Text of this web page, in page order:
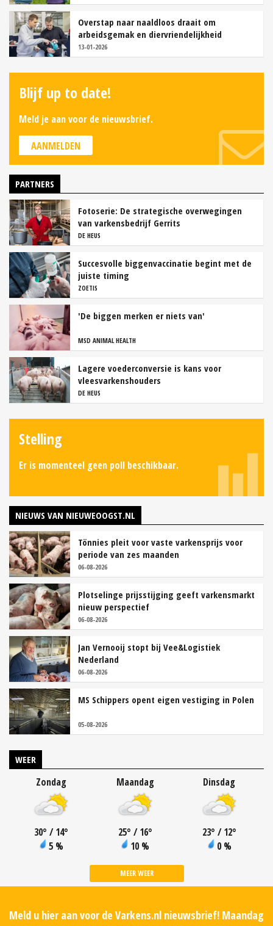
Overstap naar naaldloos draait om
arbeidsgemak en diervriendelijkheid
13-01-2026
Blijf up to date!
Meld je aan voor de nieuwsbrief.
AANMELDEN
PARTNERS
Fotoserie: De strategische overwegingen
van varkensbedrijf Gerrits
DE HEUS
Succesvolle biggenvaccinatie begint met de
juiste timing
ZOETIS
'De biggen merken er niets van'
MSD ANIMAL HEALTH
Lagere voederconversie is kans voor
vleesvarkenshouders
DE HEUS
Stelling
Er is momenteel geen poll beschikbaar.
NIEUWS VAN NIEUWEOOGST.NL
Tönnies pleit voor vaste varkensprijs voor
periode van zes maanden
06-08-2026
Plotselinge prijsstijging geeft varkensmarkt
nieuw perspectief
06-08-2026
Jan Vernooij stopt bij Vee&Logistiek
Nederland
06-08-2026
MS Schippers opent eigen vestiging in Polen
05-08-2026
WEER
Zondag
30° / 14°
5 %
Maandag
25° / 16°
10 %
Dinsdag
23° / 12°
0 %
MEER WEER
Meld u hier aan voor de Varkens.nl nieuwsbrief! Maandag